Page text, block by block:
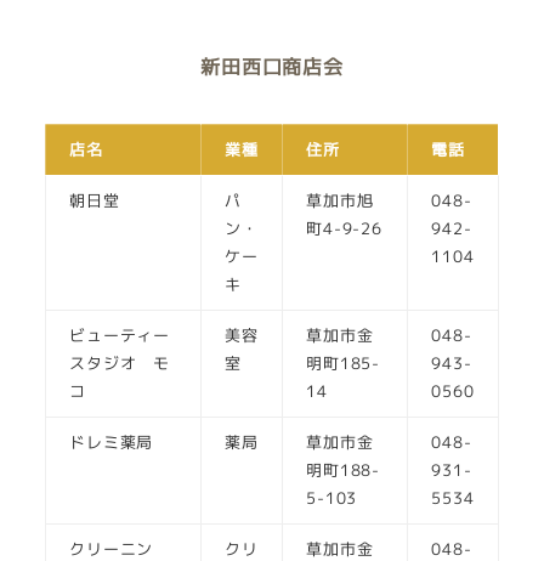
新田西口商店会
店名 業種 住所 電話
朝日堂
パ
ン・
ケー
キ
草加市旭
町4-9-26
048-
942-
1104
ビューティー
スタジオ モ
コ
美容
室
草加市金
明町185-
14
048-
943-
0560
ドレミ薬局 薬局
草加市金
明町188-
5-103
048-
931-
5534
クリーニン
クリ
草加市金
048-